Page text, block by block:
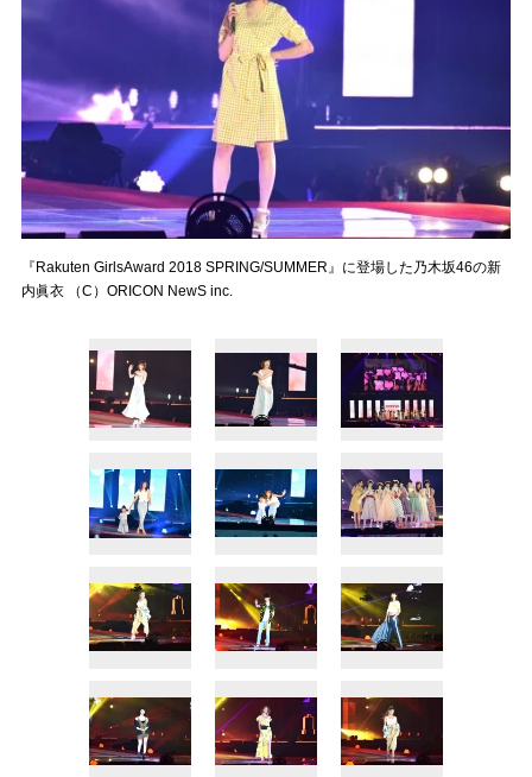
『Rakuten GirlsAward 2018 SPRING/SUMMER』に登場した乃木坂46の新
内眞衣 （C）ORICON NewS inc.